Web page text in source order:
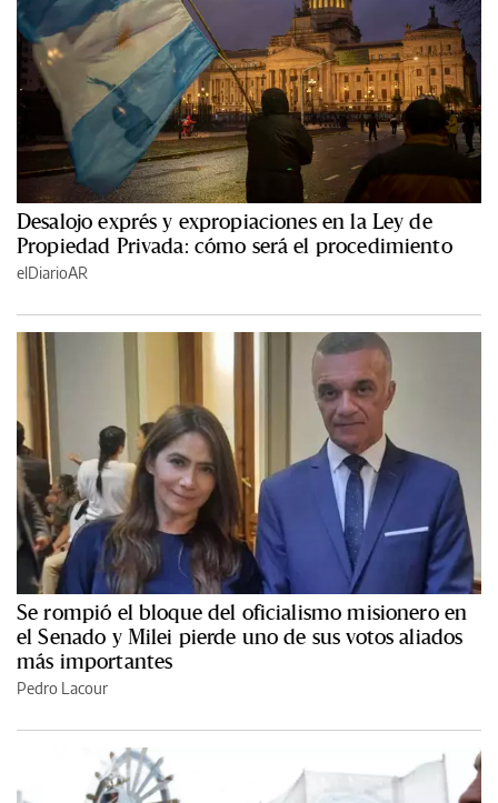
Desalojo exprés y expropiaciones en la Ley de
Propiedad Privada: cómo será el procedimiento
elDiarioAR
Se rompió el bloque del oficialismo misionero en
el Senado y Milei pierde uno de sus votos aliados
más importantes
Pedro Lacour